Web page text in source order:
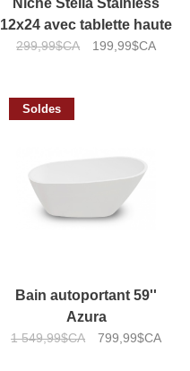
Niche Stella Stainless
12x24 avec tablette haute
299,99$CA 199,99$CA
Soldes
Bain autoportant 59''
Azura
1 549,99$CA 799,99$CA